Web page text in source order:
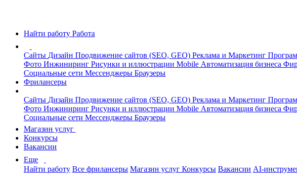
Найти работу Работа
Сайты Дизайн Продвижение сайтов (SEO, GEO) Реклама и Маркетинг
Фото Инжиниринг Рисунки и иллюстрации Mobile Автоматизация бизнеса
Социальные сети Мессенджеры Браузеры
Фрилансеры
Сайты Дизайн Продвижение сайтов (SEO, GEO) Реклама и Маркетинг
Фото Инжиниринг Рисунки и иллюстрации Mobile Автоматизация бизнеса
Социальные сети Мессенджеры Браузеры
Магазин услуг
Конкурсы
Вакансии
Еще
Найти работу Все фрилансеры Магазин услуг Конкурсы Вакансии AI-